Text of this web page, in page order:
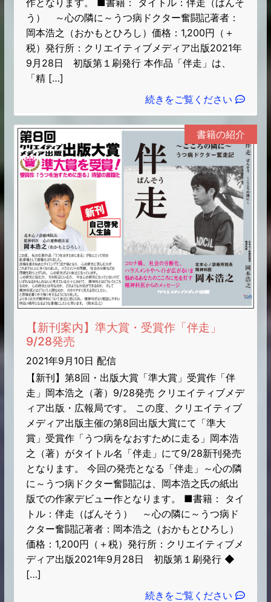
う） ～心の隣に～うつ病ドクター奮闘記著者：
岡本浩之（おかもとひろし）価格：1,200円（＋
税）発行所：クリエイティブメディア出版2021年
9月28日 初版第１刷発行 本作品「伴走」は、
「精 […]
続きをご覧ください
書籍の紹介
【新刊案内】準大賞・受賞作「伴走」
9/28発売
2021年9月10日 配信
【新刊】第8回・出版大賞「準大賞」受賞作「伴
走」岡本浩之（著）9/28発売 クリエイティブメデ
ィア出版・広報局です。 この度、クリエイティブ
メディア出版主催の第8回出版大賞にて「準大
賞」受賞作「うつ病をなおすために走る」岡本浩
之（著）がタイトル名「伴走」にて9/28新刊発売
となります。 今回の発売となる「伴走」～心の隣
に～うつ病ドクター奮闘記は、岡本浩之氏の紙出
版での作家デビュー作となります。 ■書籍： タイ
トル：伴走（ばんそう） ～心の隣に～うつ病ド
クター奮闘記著者：岡本浩之（おかもとひろし）
価格：1,200円（＋税）発行所：クリエイティブメ
ディア出版2021年9月28日 初版第１刷発行 ◆
[…]
続きをご覧ください